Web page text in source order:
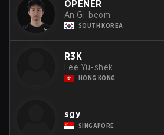
OPENER
An Gi-beom
SOUTH KOREA
R3K
Lee Yu-shek
HONG KONG
sgy
SINGAPORE